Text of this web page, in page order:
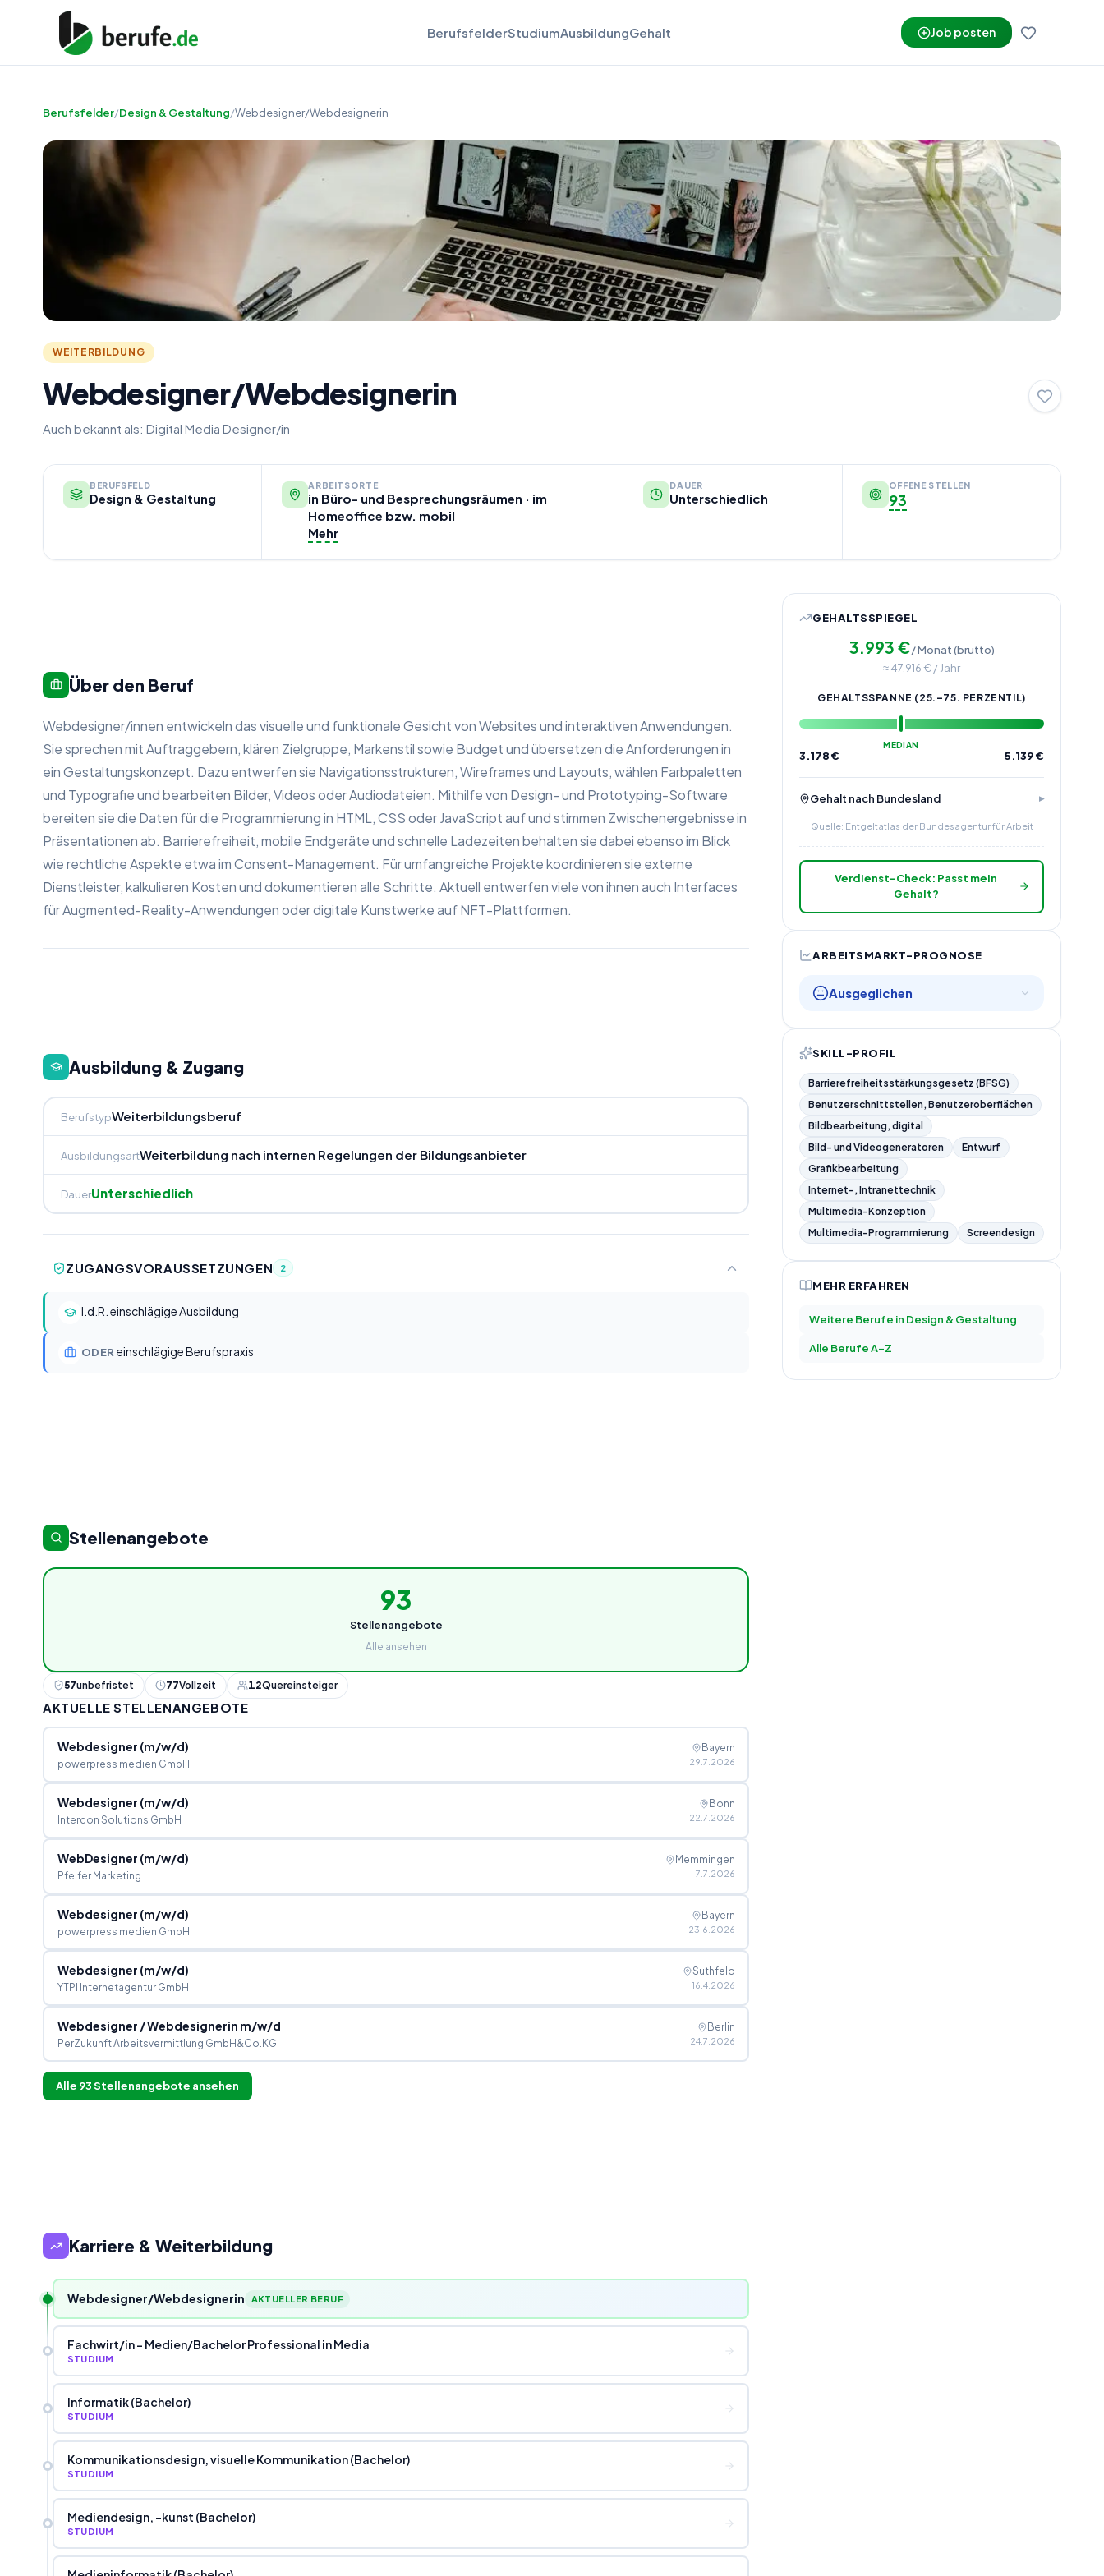
BerufsfelderStudiumAusbildungGehalt Job posten
Berufsfelder/Design & Gestaltung/Webdesigner/Webdesignerin
WEITERBILDUNG
Webdesigner/Webdesignerin
Auch bekannt als: Digital Media Designer/in
BERUFSFELD
Design & Gestaltung
ARBEITSORTE
in Büro- und Besprechungsräumen · im
Homeoffice bzw. mobil
Mehr
DAUER
Unterschiedlich
OFFENE STELLEN
93
Über den Beruf
Webdesigner/innen entwickeln das visuelle und funktionale Gesicht von Websites und interaktiven Anwendungen.
Sie sprechen mit Auftraggebern, klären Zielgruppe, Markenstil sowie Budget und übersetzen die Anforderungen in
ein Gestaltungskonzept. Dazu entwerfen sie Navigationsstrukturen, Wireframes und Layouts, wählen Farbpaletten
und Typografie und bearbeiten Bilder, Videos oder Audiodateien. Mithilfe von Design- und Prototyping-Software
bereiten sie die Daten für die Programmierung in HTML, CSS oder JavaScript auf und stimmen Zwischenergebnisse in
Präsentationen ab. Barrierefreiheit, mobile Endgeräte und schnelle Ladezeiten behalten sie dabei ebenso im Blick
wie rechtliche Aspekte etwa im Consent-Management. Für umfangreiche Projekte koordinieren sie externe
Dienstleister, kalkulieren Kosten und dokumentieren alle Schritte. Aktuell entwerfen viele von ihnen auch Interfaces
für Augmented-Reality-Anwendungen oder digitale Kunstwerke auf NFT-Plattformen.
Ausbildung & Zugang
BerufstypWeiterbildungsberuf
AusbildungsartWeiterbildung nach internen Regelungen der Bildungsanbieter
DauerUnterschiedlich
ZUGANGSVORAUSSETZUNGEN 2
I.d.R. einschlägige Ausbildung
ODER einschlägige Berufspraxis
Stellenangebote
93
Stellenangebote
Alle ansehen
57unbefristet 77Vollzeit 12Quereinsteiger
AKTUELLE STELLENANGEBOTE
Webdesigner (m/w/d)
powerpress medien GmbH
Bayern
29.7.2026
Webdesigner (m/w/d)
Intercon Solutions GmbH
Bonn
22.7.2026
WebDesigner (m/w/d)
Pfeifer Marketing
Memmingen
7.7.2026
Webdesigner (m/w/d)
powerpress medien GmbH
Bayern
23.6.2026
Webdesigner (m/w/d)
YTPI Internetagentur GmbH
Suthfeld
16.4.2026
Webdesigner / Webdesignerin m/w/d
PerZukunft Arbeitsvermittlung GmbH&Co.KG
Berlin
24.7.2026
Alle 93Stellenangebote ansehen
Karriere & Weiterbildung
Webdesigner/Webdesignerin AKTUELLER BERUF
Fachwirt/in - Medien/Bachelor Professional in Media
STUDIUM
Informatik (Bachelor)
STUDIUM
Kommunikationsdesign, visuelle Kommunikation (Bachelor)
STUDIUM
Mediendesign, -kunst (Bachelor)
STUDIUM
GEHALTSSPIEGEL
3.993 €/ Monat (brutto)
≈47.916€ / Jahr
GEHALTSSPANNE (25.–75. PERZENTIL)
MEDIAN
3.178€ 5.139€
Gehalt nach Bundesland
Quelle: Entgeltatlas der Bundesagentur für Arbeit
Verdienst-Check: Passt mein
Gehalt?
ARBEITSMARKT-PROGNOSE
Ausgeglichen
SKILL-PROFIL
Barrierefreiheitsstärkungsgesetz (BFSG)
Benutzerschnittstellen, Benutzeroberflächen
Bildbearbeitung, digital
Bild- und Videogeneratoren
Entwurf
Grafikbearbeitung
Internet-, Intranettechnik
Multimedia-Konzeption
Multimedia-Programmierung
Screendesign
MEHR ERFAHREN
Weitere Berufe in Design & Gestaltung
Alle Berufe A–Z